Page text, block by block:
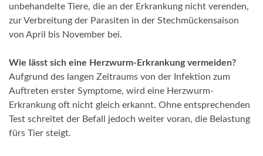
unbehandelte Tiere, die an der Erkrankung nicht verenden,
zur Verbreitung der Parasiten in der Stechmückensaison
von April bis November bei.
Wie lässt sich eine Herzwurm-Erkrankung vermeiden?
Aufgrund des langen Zeitraums von der Infektion zum
Auftreten erster Symptome, wird eine Herzwurm-
Erkrankung oft nicht gleich erkannt. Ohne entsprechenden
Test schreitet der Befall jedoch weiter voran, die Belastung
fürs Tier steigt.